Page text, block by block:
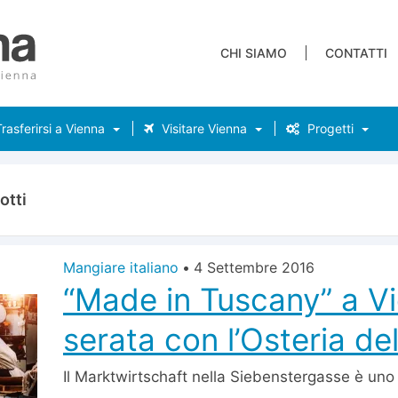
CHI SIAMO CONTATTI
a Vienna Visitare Vienna Progetti
Mangiare italiano • 4 Settembre 2016
“Made in Tuscany” a
serata con l’Osteria
Il Marktwirtschaft nella Siebenstergasse è